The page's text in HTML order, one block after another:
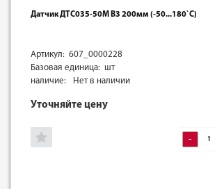
Датчик ДТС035-50М В3 200мм (-50...180`С)
Артикул: 607_0000228
Базовая единица: шт
наличие:
Нет в наличии
Уточняйте цену
-